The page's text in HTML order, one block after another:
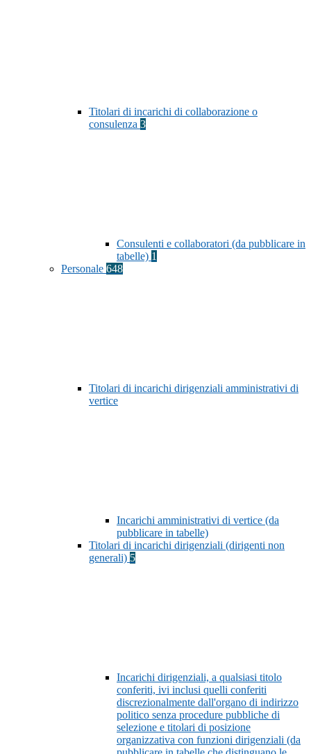
Titolari di incarichi di collaborazione o
consulenza 3
Consulenti e collaboratori (da pubblicare in
tabelle) 1
Personale 648
Titolari di incarichi dirigenziali amministrativi di
vertice
Incarichi amministrativi di vertice (da
pubblicare in tabelle)
Titolari di incarichi dirigenziali (dirigenti non
generali) 5
Incarichi dirigenziali, a qualsiasi titolo
conferiti, ivi inclusi quelli conferiti
discrezionalmente dall'organo di indirizzo
politico senza procedure pubbliche di
selezione e titolari di posizione
organizzativa con funzioni dirigenziali (da